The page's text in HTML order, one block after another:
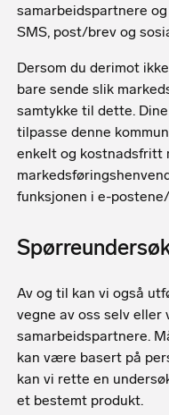
samarbeidspartnere
SMS, post/brev og
Dersom du derimot
bare sende slik
samtykke til dette.
tilpasse denne
enkelt og kostnadsfritt
funksjonen i e-
Av og til kan vi også
vegne av oss selv eller
samarbeidspartnere.
kan være basert på
kan vi rette en
et bestemt produkt.